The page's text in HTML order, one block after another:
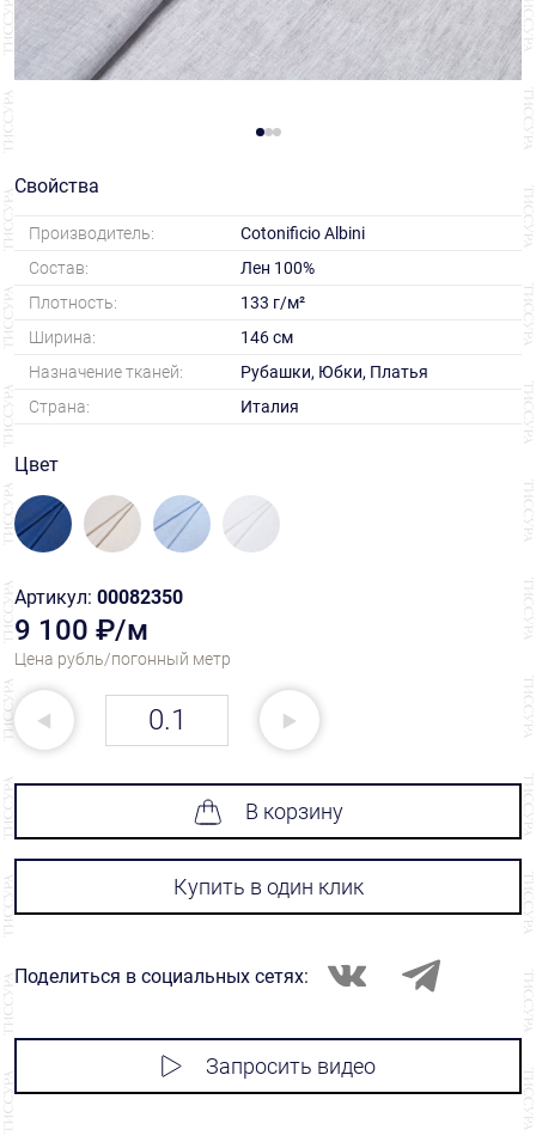
Свойства
Производитель:
Cotonificio Albini
Состав:
Лен 100%
Плотность:
133 г/м²
Ширина:
146 см
Назначение тканей:
Рубашки, Юбки, Платья
Страна:
Италия
Цвет
Артикул: 00082350
9 100 ₽/м
Цена рубль/погонный метр
В корзину
Купить в один клик
Поделиться в социальных сетях:
Запросить видео